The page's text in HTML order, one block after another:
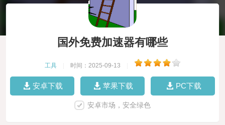
国外免费加速器有哪些
工具 时间：2025-09-13
安卓下载 苹果下载 PC下载
安卓市场，安全绿色